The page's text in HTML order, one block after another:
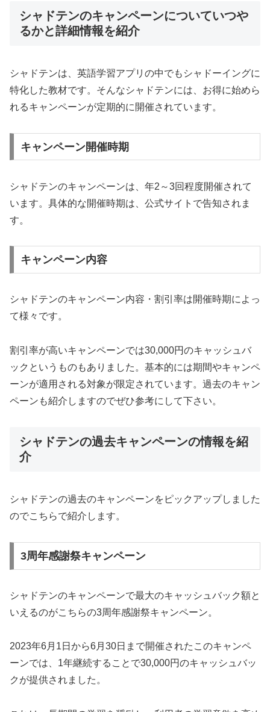
シャドテンのキャンペーンについていつや
るかと詳細情報を紹介
シャドテンは、英語学習アプリの中でもシャドーイングに
特化した教材です。そんなシャドテンには、お得に始めら
れるキャンペーンが定期的に開催されています。
キャンペーン開催時期
シャドテンのキャンペーンは、年2～3回程度開催されて
います。具体的な開催時期は、公式サイトで告知されま
す。
キャンペーン内容
シャドテンのキャンペーン内容・割引率は開催時期によっ
て様々です。
割引率が高いキャンペーンでは30,000円のキャッシュバ
ックというものもありました。基本的には期間やキャンペ
ーンが適用される対象が限定されています。過去のキャン
ペーンも紹介しますのでぜひ参考にして下さい。
シャドテンの過去キャンペーンの情報を紹
介
シャドテンの過去のキャンペーンをピックアップしました
のでこちらで紹介します。
3周年感謝祭キャンペーン
シャドテンのキャンペーンで最大のキャッシュバック額と
いえるのがこちらの3周年感謝祭キャンペーン。
2023年6月1日から6月30日まで開催されたこのキャンペ
ーンでは、1年継続することで30,000円のキャッシュバッ
クが提供されました。